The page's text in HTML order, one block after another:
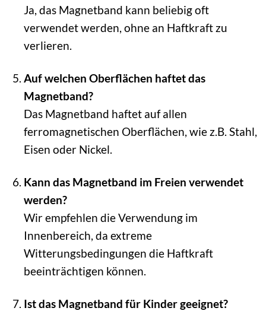
Ja, das Magnetband kann beliebig oft
verwendet werden, ohne an Haftkraft zu
verlieren.
Auf welchen Oberflächen haftet das
Magnetband?
Das Magnetband haftet auf allen
ferromagnetischen Oberflächen, wie z.B. Stahl,
Eisen oder Nickel.
Kann das Magnetband im Freien verwendet
werden?
Wir empfehlen die Verwendung im
Innenbereich, da extreme
Witterungsbedingungen die Haftkraft
beeinträchtigen können.
Ist das Magnetband für Kinder geeignet?